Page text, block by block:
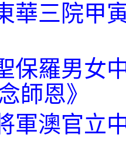
華三院甲
保羅男女
師恩》
軍澳官立